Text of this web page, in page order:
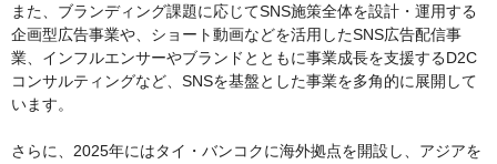
また、ブランディング課題に応じてSNS施策全体を設計・運用する
企画型広告事業や、ショート動画などを活用したSNS広告配信事
業、インフルエンサーやブランドとともに事業成長を支援するD2C
コンサルティングなど、SNSを基盤とした事業を多角的に展開して
います。
さらに、2025年にはタイ・バンコクに海外拠点を開設し、アジアを